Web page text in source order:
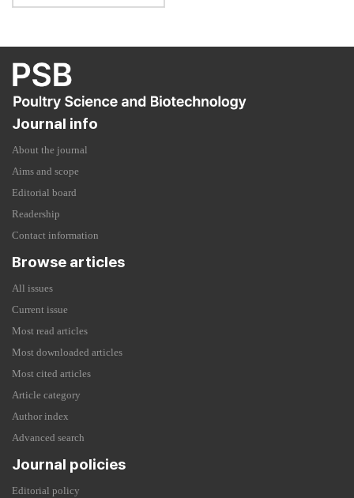
Journal info
About the journal
Aims and scope
Editorial board
Readership
Contact information
Browse articles
All issues
Current issue
Most read articles
Most downloaded articles
Most cited articles
Article category
Author index
Advanced search
Journal policies
Editorial policy